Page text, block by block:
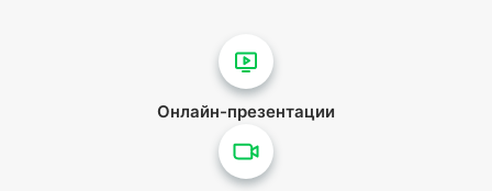
Онлайн-презентации